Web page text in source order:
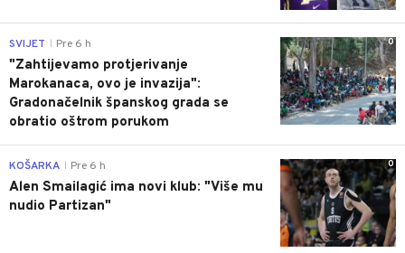
0
SVIJET Pre 6 h
"Zahtijevamo protjerivanje
Marokanaca, ovo je invazija":
Gradonačelnik španskog grada se
obratio oštrom porukom
0
KOŠARKA Pre 6 h
Alen Smailagić ima novi klub: "Više mu
nudio Partizan"